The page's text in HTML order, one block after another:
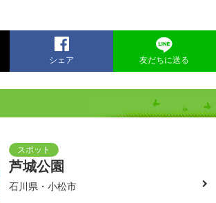
シェア 友だちに送る
芦城公園
石川県・小松市